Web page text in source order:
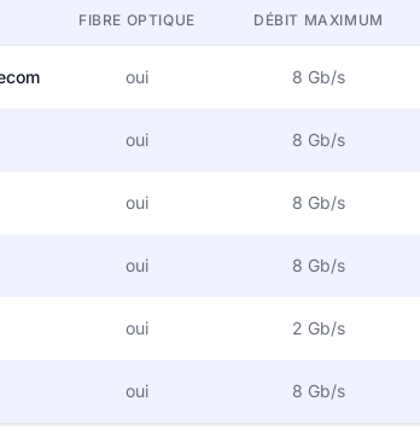
FIBRE OPTIQUE DÉBIT MAXIMUM
oui 8 Gb/s
oui 8 Gb/s
oui 8 Gb/s
oui 8 Gb/s
oui 2 Gb/s
oui 8 Gb/s